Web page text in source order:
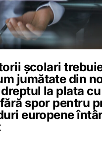
școlari
jumătate din
la plata
spor pentru
europene